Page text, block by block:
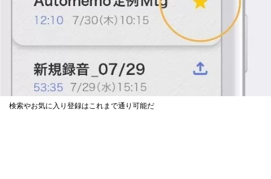
検索やお気に入り登録はこれまで通り可能だ